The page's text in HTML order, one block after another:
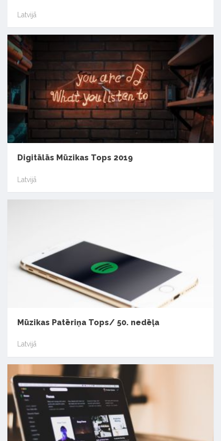
Latvijā
Digitālās Mūzikas Tops 2019
Latvijā
Mūzikas Patēriņa Tops/ 50. nedēļa
Latvijā